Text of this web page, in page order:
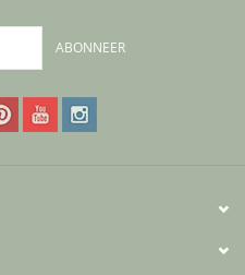
ABONNEER